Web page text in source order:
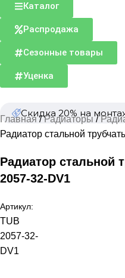
Каталог
Распродажа
Сезонные товары
Уценка
Скидка 20% на
Главная Радиаторы
Радиатор стальной
Радиатор стальной
2057-32-DV1
Артикул:
TUB
2057-32-
DV1